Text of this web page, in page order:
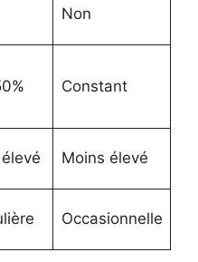
Non
Constant
Moins élevé
Occasionnelle